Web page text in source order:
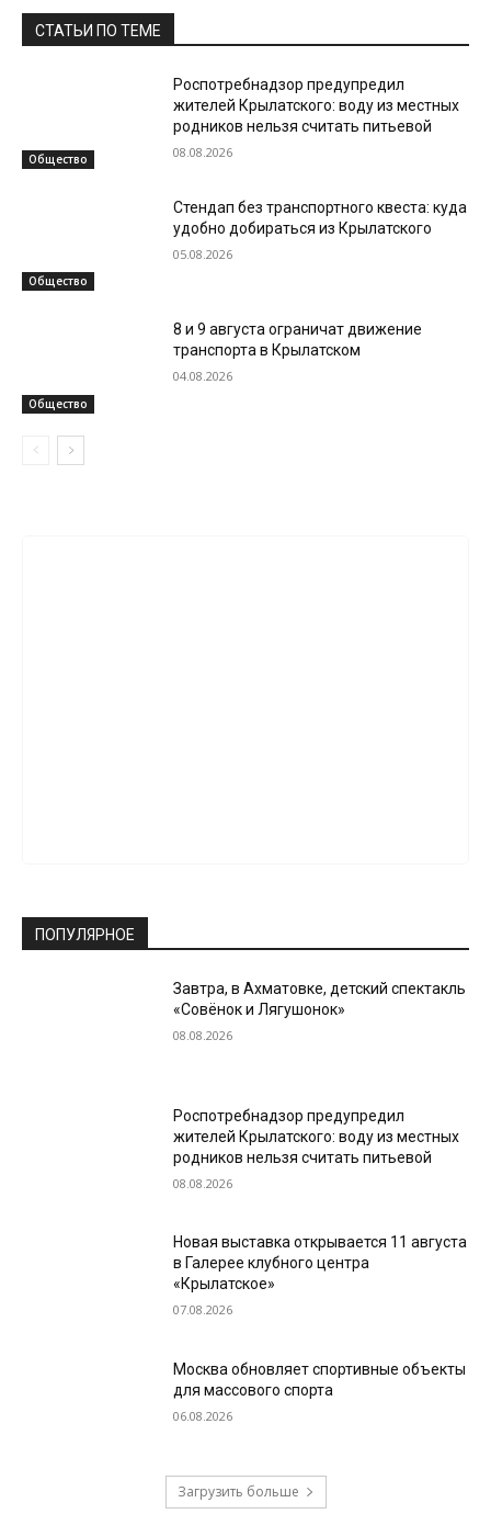
СТАТЬИ ПО ТЕМЕ
Общество
Роспотребнадзор предупредил
жителей Крылатского: воду из местных
родников нельзя считать питьевой
08.08.2026
Общество
Стендап без транспортного квеста: куда
удобно добираться из Крылатского
05.08.2026
Общество
8 и 9 августа ограничат движение
транспорта в Крылатском
04.08.2026
ПОПУЛЯРНОЕ
Завтра, в Ахматовке, детский спектакль
«Совёнок и Лягушонок»
08.08.2026
Роспотребнадзор предупредил
жителей Крылатского: воду из местных
родников нельзя считать питьевой
08.08.2026
Новая выставка открывается 11 августа
в Галерее клубного центра
«Крылатское»
07.08.2026
Москва обновляет спортивные объекты
для массового спорта
06.08.2026
Загрузить больше